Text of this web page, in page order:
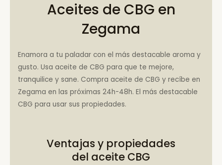
Aceites de CBG en
Zegama
Enamora a tu paladar con el más destacable aroma y
gusto. Usa aceite de CBG para que te mejore,
tranquilice y sane. Compra aceite de CBG y recíbe en
Zegama en las próximas 24h-48h. El más destacable
CBG para usar sus propiedades.
Ventajas y propiedades
del aceite CBG